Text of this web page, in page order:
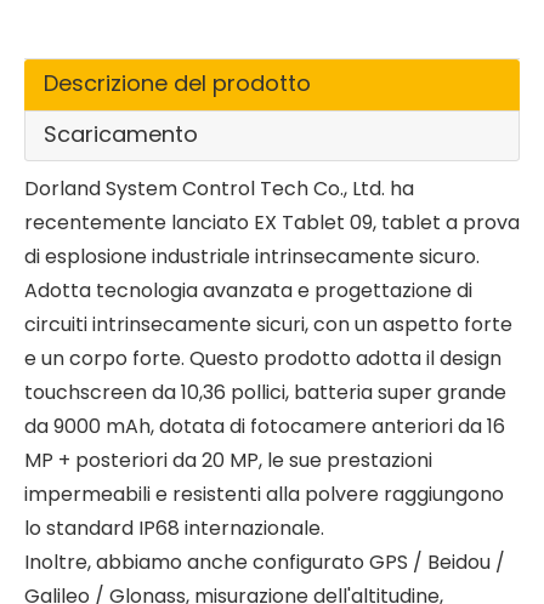
Descrizione del prodotto
Scaricamento
Dorland System Control Tech Co., Ltd. ha
recentemente lanciato EX Tablet 09, tablet a prova
di esplosione industriale intrinsecamente sicuro.
Adotta tecnologia avanzata e progettazione di
circuiti intrinsecamente sicuri, con un aspetto forte
e un corpo forte. Questo prodotto adotta il design
touchscreen da 10,36 pollici, batteria super grande
da 9000 mAh, dotata di fotocamere anteriori da 16
MP + posteriori da 20 MP, le sue prestazioni
impermeabili e resistenti alla polvere raggiungono
lo standard IP68 internazionale.
Inoltre, abbiamo anche configurato GPS / Beidou /
Galileo / Glonass, misurazione dell'altitudine,